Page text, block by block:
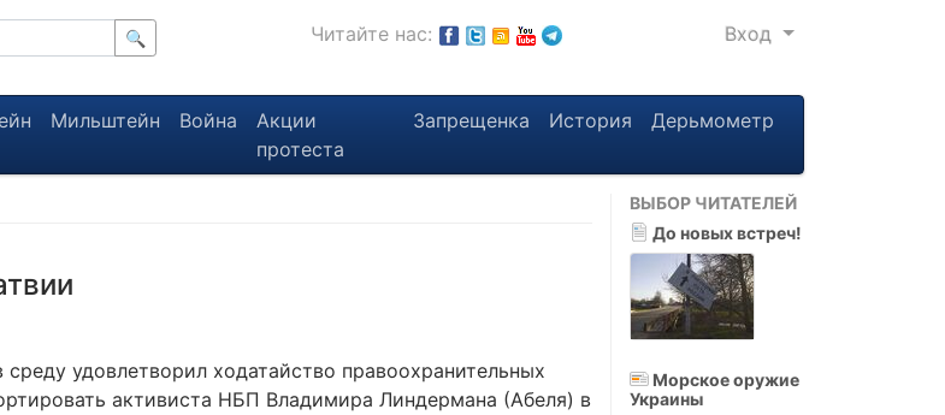
🔍 Читайте нас: Вход
Мильштейн Война
Акции
протеста
Запрещенка История Дерьмометр
удовлетворил ходатайство правоохранительных
активиста НБП Владимира Линдермана (Абеля) в
ВЫБОР ЧИТАТЕЛЕЙ
До новых встреч!
Морское оружие
Украины